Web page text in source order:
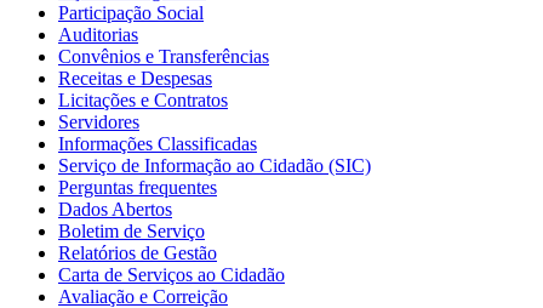
Participação Social
Auditorias
Convênios e Transferências
Receitas e Despesas
Licitações e Contratos
Servidores
Informações Classificadas
Serviço de Informação ao Cidadão (SIC)
Perguntas frequentes
Dados Abertos
Boletim de Serviço
Relatórios de Gestão
Carta de Serviços ao Cidadão
Avaliação e Correição